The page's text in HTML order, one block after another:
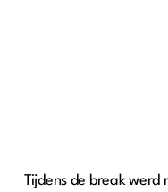
Tijdens de break